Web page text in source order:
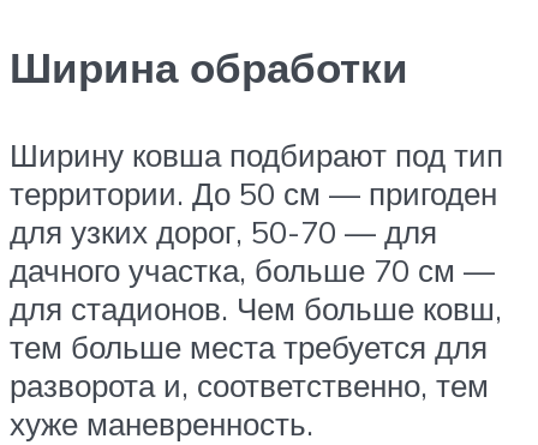
Ширина обработки
Ширину ковша подбирают под тип
территории. До 50 см — пригоден
для узких дорог, 50-70 — для
дачного участка, больше 70 см —
для стадионов. Чем больше ковш,
тем больше места требуется для
разворота и, соответственно, тем
хуже маневренность.